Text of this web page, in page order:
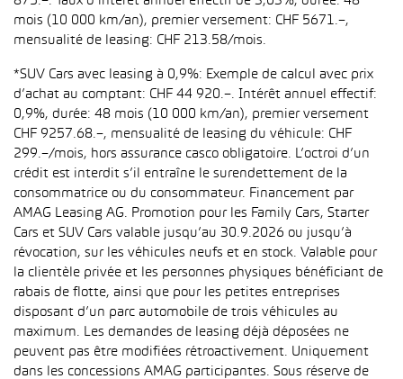
mois (10 000 km/an), premier versement: CHF 5671.–,
mensualité de leasing: CHF 213.58/mois.
*SUV Cars avec leasing à 0,9%: Exemple de calcul avec prix
d’achat au comptant: CHF 44 920.–. Intérêt annuel effectif:
0,9%, durée: 48 mois (10 000 km/an), premier versement
CHF 9257.68.–, mensualité de leasing du véhicule: CHF
299.–/mois, hors assurance casco obligatoire. L’octroi d’un
crédit est interdit s’il entraîne le surendettement de la
consommatrice ou du consommateur. Financement par
AMAG Leasing AG. Promotion pour les Family Cars, Starter
Cars et SUV Cars valable jusqu’au 30.9.2026 ou jusqu’à
révocation, sur les véhicules neufs et en stock. Valable pour
la clientèle privée et les personnes physiques bénéficiant de
rabais de flotte, ainsi que pour les petites entreprises
disposant d’un parc automobile de trois véhicules au
maximum. Les demandes de leasing déjà déposées ne
peuvent pas être modifiées rétroactivement. Uniquement
dans les concessions AMAG participantes. Sous réserve de